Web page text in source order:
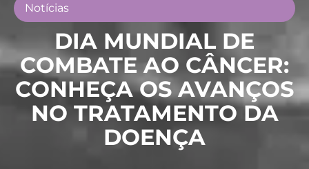
Notícias
DIA MUNDIAL DE
COMBATE AO CÂNCER:
CONHEÇA OS AVANÇOS
NO TRATAMENTO DA
DOENÇA